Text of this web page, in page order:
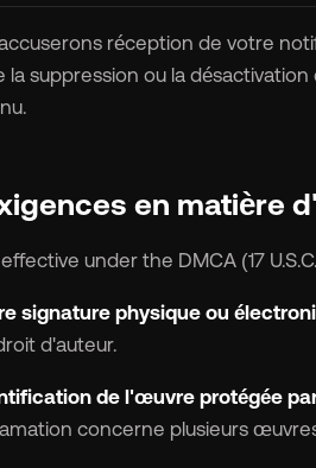
🇬🇧 Anglais
réception de votre
la suppression ou la
en matière
under the DMCA (17
signature physique ou
d'auteur.
de l'œuvre protégée
concerne plusieurs